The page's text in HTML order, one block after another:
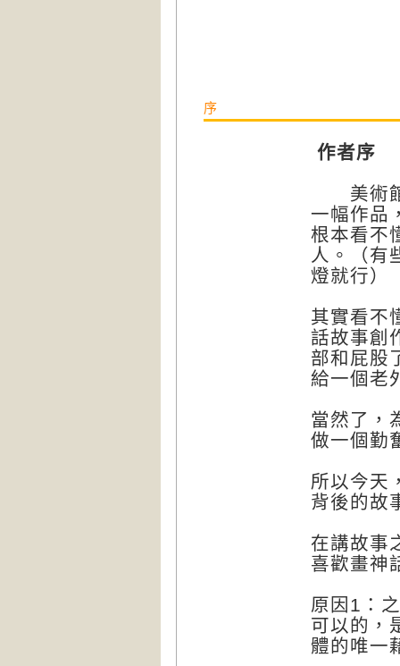
序
作者序
美術館
一幅作品
根本看不
人。（有
燈就行）
其實看不
話故事創
部和屁股
給一個老
當然了，
做一個勤
所以今天
背後的故
在講故事
喜歡畫神
原因1：
可以的，
體的唯一